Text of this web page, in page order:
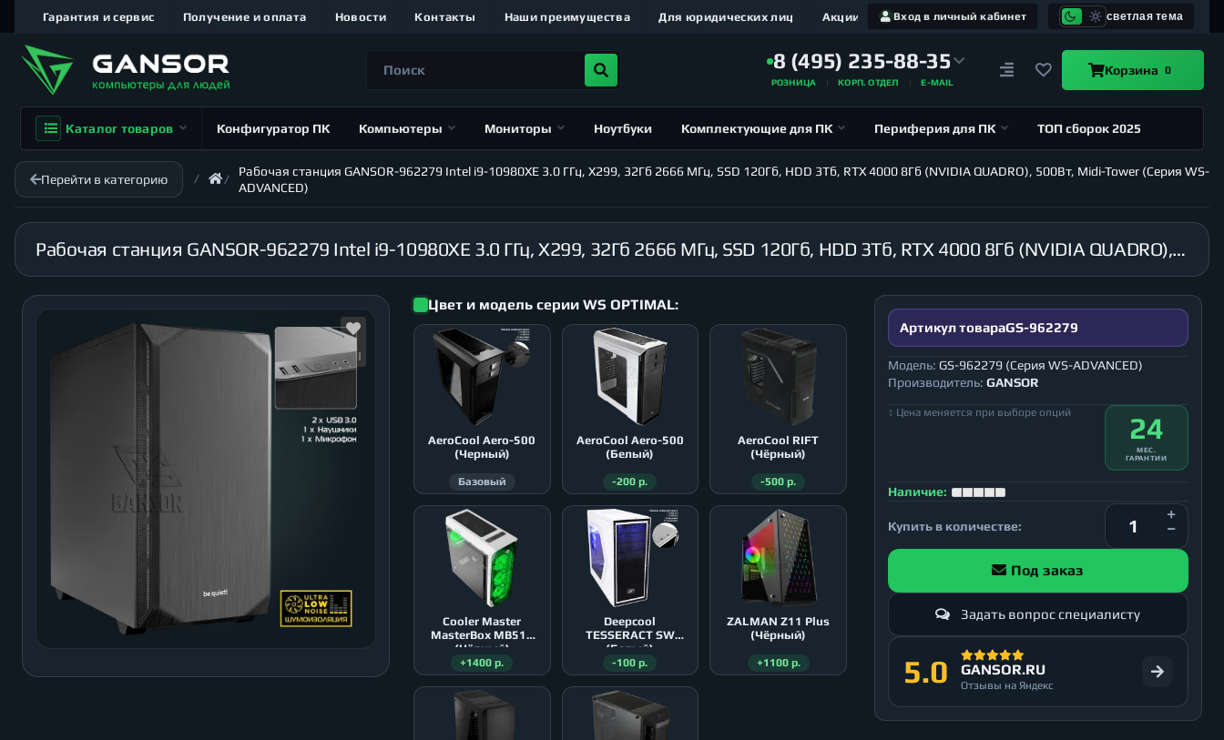
Вход в личный кабинет светлая тема
Гарантия и сервис Получение и оплата Новости Контакты Наши преимущества Для юридических лиц Акции
8 (495) 235-88-35
РОЗНИЦА КОРП. ОТДЕЛ E-MAIL
Корзина 0
Каталог товаров Конфигуратор ПК Компьютеры Мониторы Ноутбуки Комплектующие для ПК Периферия для ПК ТОП сборок 2025
Перейти в категорию
Рабочая станция GANSOR-962279 Intel i9-10980XE 3.0 ГГц, X299, 32Гб 2666 МГц, SSD 120Гб, HDD 3Тб, RTX 4000 8Гб (NVIDIA QUADRO), 500Вт, Midi-Tower (Серия WS-
ADVANCED)
Рабочая станция GANSOR-962279 Intel i9-10980XE 3.0 ГГц, X299, 32Гб 2666 МГц, SSD 120Гб, HDD 3Тб, RTX 4000 8Гб (NVIDIA QUADRO), 500Вт, Midi-Tower (Серия WS-ADVANCED)
Цвет и модель серии WS OPTIMAL:
AeroСool Aero-500
(Черный)
Базовый
AeroСool Aero-500
(Белый)
-200 р.
AeroСool RIFT
(Чёрный)
-500 р.
Cooler Master
MasterBox MB511
(Чёрный)
+1400 р.
Deepcool
TESSERACT SW
(Белый)
-100 р.
ZALMAN Z11 Plus
(Чёрный)
+1100 р.
Артикул товараGS-962279
Модель: GS-962279 (Серия WS-ADVANCED)
Производитель: GANSOR
↕ Цена меняется при выборе опций 24
МЕС.
ГАРАНТИИ
Наличие:
Купить в количестве:
Под заказ
Задать вопрос специалисту
5.0 GANSOR.RU
Отзывы на Яндекс